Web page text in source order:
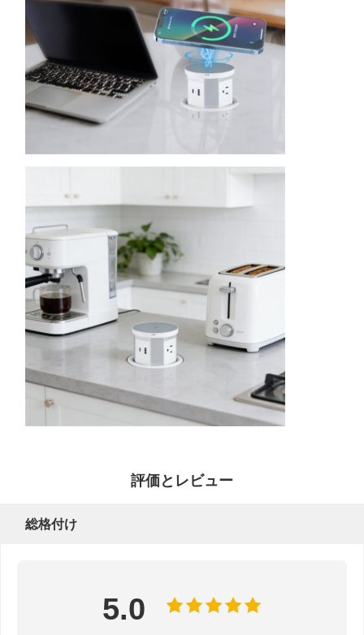
評価とレビュー
総格付け
5.0